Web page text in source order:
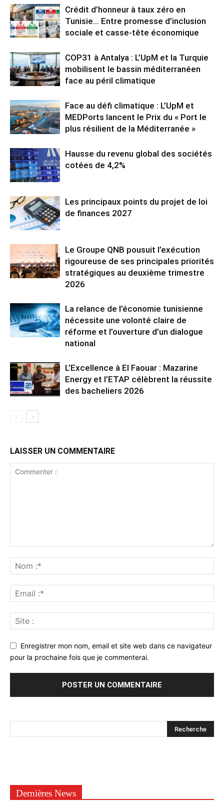
Crédit d’honneur à taux zéro en
Tunisie… Entre promesse d’inclusion
sociale et casse-tête économique
COP31 à Antalya : L’UpM et la Turquie
mobilisent le bassin méditerranéen
face au péril climatique
Face au défi climatique : L’UpM et
MEDPorts lancent le Prix du « Port le
plus résilient de la Méditerranée »
Hausse du revenu global des sociétés
cotées de 4,2%
Les principaux points du projet de loi
de finances 2027
Le Groupe QNB pousuit l’exécution
rigoureuse de ses principales priorités
stratégiques au deuxième trimestre
2026
La relance de l’économie tunisienne
nécessite une volonté claire de
réforme et l’ouverture d’un dialogue
national
L’Excellence à El Faouar : Mazarine
Energy et l’ETAP célèbrent la réussite
des bacheliers 2026
LAISSER UN COMMENTAIRE
Enregistrer mon nom, email et site web dans ce navigateur
pour la prochaine fois que je commenterai.
Dernières News